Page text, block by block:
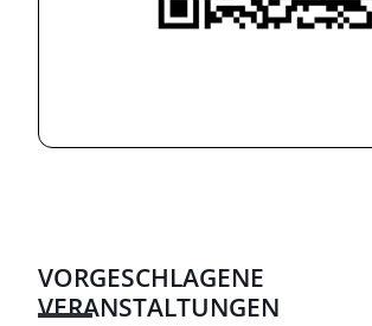
VORGESCHLAGENE
VERANSTALTUNGEN